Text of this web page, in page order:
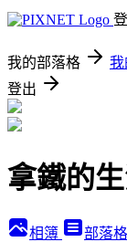
我的部落格 我
登出
拿鐵的
相簿 部落格